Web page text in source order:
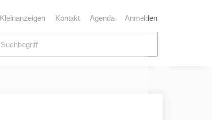
Anmelden
Kleinanzeigen Kontakt Agenda